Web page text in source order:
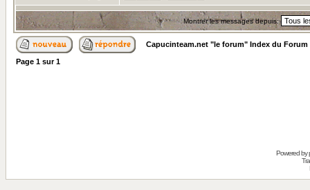
Montrer les messages depuis:
Capucinteam.net "le forum" Index du Forum
Page 1 sur1
Powered by